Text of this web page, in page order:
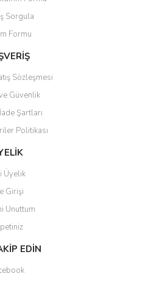
pahalı.
olmalı.
Sorgula
Formu
Sözleşmesi
Güvenlik
Şartları
Politikası
Üyelik
Girişi
Unuttum
EDİN